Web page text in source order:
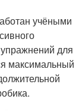
учёными
для
максимальный